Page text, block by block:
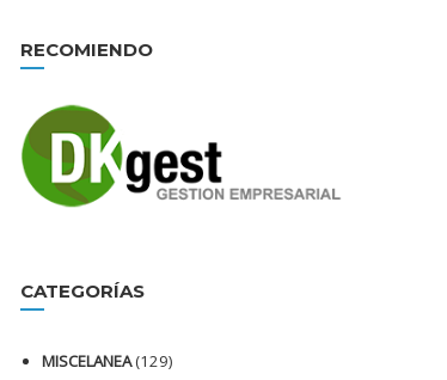
RECOMIENDO
CATEGORÍAS
MISCELANEA(129)